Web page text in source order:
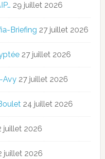
29 juillet 2026
Briefing 27 juillet 2026
27 juillet 2026
Avy 27 juillet 2026
24 juillet 2026
juillet 2026
juillet 2026